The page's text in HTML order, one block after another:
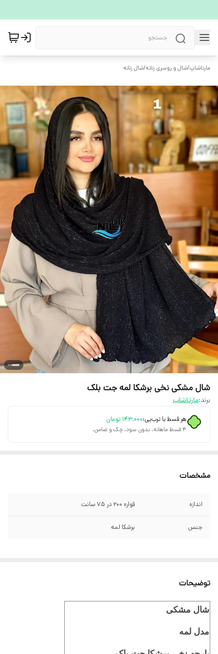
مارتاشاپ/شال و روسری زنانه/شال زنانه
شال مشکی نخی برشکا لمه جت بلک
برند:مارتاشاپ
هر قسط با ترب‌پی:۱۴۳٬۰۰۰ تومان
۴ قسط ماهانه. بدون سود، چک و ضامن.
مشخصات
اندازه قواره ۲۰۰ در ۷۵ سانت
جنس برشکا لمه
توضیحات
شال مشکی
مدل لمه